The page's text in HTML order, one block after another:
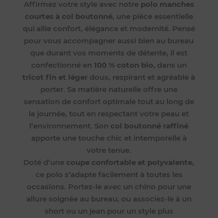
Affirmez votre style avec notre polo manches
courtes à col boutonné, une pièce essentielle
qui allie confort, élégance et modernité. Pensé
pour vous accompagner aussi bien au bureau
que durant vos moments de détente, il est
confectionné en 100 % coton bio, dans un
tricot fin et léger doux, respirant et agréable à
porter. Sa matière naturelle offre une
sensation de confort optimale tout au long de
la journée, tout en respectant votre peau et
l’environnement. Son col boutonné raffiné
apporte une touche chic et intemporelle à
votre tenue.
Doté d’une coupe confortable et polyvalente,
ce polo s’adapte facilement à toutes les
occasions. Portez-le avec un chino pour une
allure soignée au bureau, ou associez-le à un
short ou un jean pour un style plus